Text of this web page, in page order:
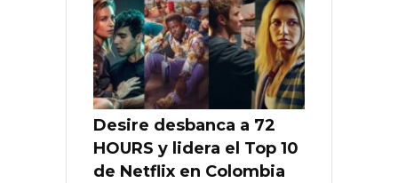
Desire desbanca a 72
HOURS y lidera el Top 10
de Netflix en Colombia